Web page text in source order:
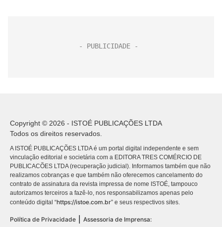
Copyright © 2026 - ISTOÉ PUBLICAÇÕES LTDA
Todos os direitos reservados.
A ISTOÉ PUBLICAÇÕES LTDA é um portal digital independente e sem
vinculação editorial e societária com a EDITORA TRES COMÉRCIO DE
PUBLICACÕES LTDA (recuperação judicial). Informamos também que não
realizamos cobranças e que também não oferecemos cancelamento do
contrato de assinatura da revista impressa de nome ISTOÉ, tampouco
autorizamos terceiros a fazê-lo, nos responsabilizamos apenas pelo
conteúdo digital “https://istoe.com.br” e seus respectivos sites.
Política de Privacidade Assessoria de Imprensa: